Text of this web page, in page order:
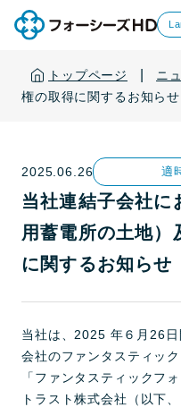
トップページ ニ
権の取得に関するお知らせ
2025.06.26 適
当社連結子会社に
用蓄電所の土地）
に関するお知らせ
当社は、2025 年６月26
会社のファンタスティッ
「ファンタスティックフ
トラスト株式会社（以下